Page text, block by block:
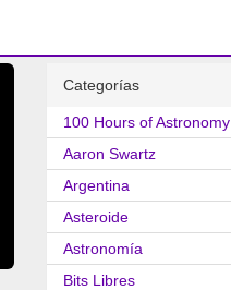
Categorías
100 Hours of Astronomy
Aaron Swartz
Argentina
Asteroide
Astronomía
Bits Libres